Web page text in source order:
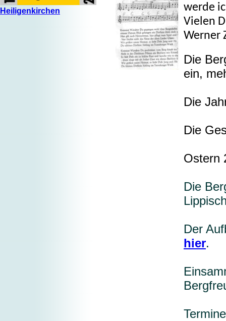
Heiligenkirchen
werde
Vielen
Werner
Die
ein,
Die
Die
Ostern
Die
Der
hier.